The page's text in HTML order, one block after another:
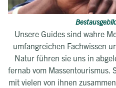
Unsere Guides sind wahre
umfangreichen Fachwissen
Natur führen sie uns in
fernab vom Massentourismus.
mit vielen von ihnen